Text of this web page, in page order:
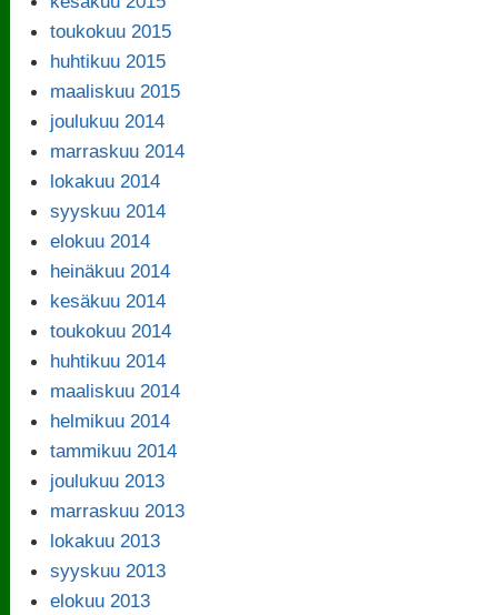
toukokuu 2015
huhtikuu 2015
maaliskuu 2015
joulukuu 2014
marraskuu 2014
lokakuu 2014
syyskuu 2014
elokuu 2014
heinäkuu 2014
kesäkuu 2014
toukokuu 2014
huhtikuu 2014
maaliskuu 2014
helmikuu 2014
tammikuu 2014
joulukuu 2013
marraskuu 2013
lokakuu 2013
syyskuu 2013
elokuu 2013